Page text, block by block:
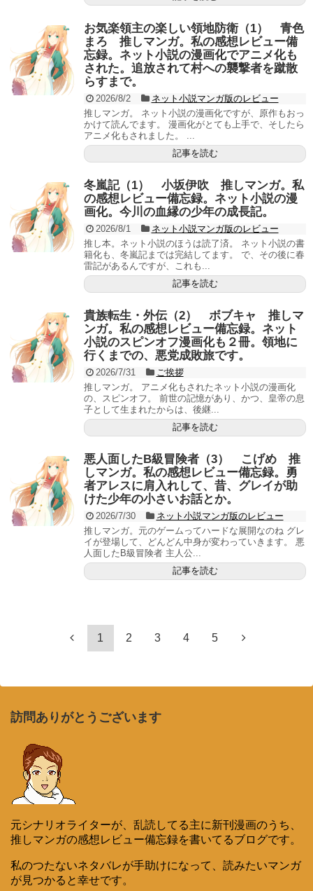
お気楽領主の楽しい領地防衛（1） 青色
まろ 推しマンガ。私の感想レビュー備
忘録。ネット小説の漫画化でアニメ化も
された。追放されて村への襲撃者を蹴散
らすまで。
2026/8/2
ネット小説マンガ版のレビュー
推しマンガ。 ネット小説の漫画化ですが、原作もおっ
かけて読んでます。 漫画化がとても上手で、そしたら
アニメ化もされました。 ...
記事を読む
冬嵐記（1） 小坂伊吹 推しマンガ。私
の感想レビュー備忘録。ネット小説の漫
画化。今川の血縁の少年の成長記。
2026/8/1
ネット小説マンガ版のレビュー
推し本。ネット小説のほうは読了済。 ネット小説の書
籍化も、冬嵐記までは完結してます。 で、その後に春
雷記があるんですが、これも...
記事を読む
貴族転生・外伝（2） ボブキャ 推しマ
ンガ。私の感想レビュー備忘録。ネット
小説のスピンオフ漫画化も２冊。領地に
行くまでの、悪党成敗旅です。
2026/7/31
ご挨拶
推しマンガ。 アニメ化もされたネット小説の漫画化
の、スピンオフ。 前世の記憶があり、かつ、皇帝の息
子として生まれたからは、後継...
記事を読む
悪人面したB級冒険者（3） こげめ 推
しマンガ。私の感想レビュー備忘録。勇
者アレスに肩入れして、昔、グレイが助
けた少年の小さいお話とか。
2026/7/30
ネット小説マンガ版のレビュー
推しマンガ。元のゲームってハードな展開なのね グレ
イが登場して、どんどん中身が変わっていきます。 悪
人面したB級冒険者 主人公...
記事を読む
1 2 3 4 5
訪問ありがとうございます
元シナリオライターが、乱読してる主に新刊漫画のうち、
推しマンガの感想レビュー備忘録を書いてるブログです。
私のつたないネタバレが手助けになって、読みたいマンガ
が見つかると幸せです。